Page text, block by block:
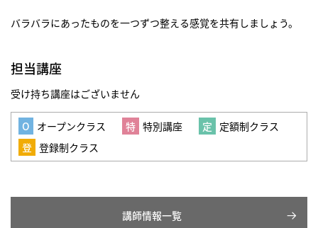
バラバラにあったものを一つずつ整える感覚を共有しましょう。
担当講座
受け持ち講座はございません
オープンクラス 特別講座
定額制クラス
登録制クラス
講師情報一覧